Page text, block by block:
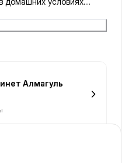
Аллах Вам крепкого
Алмагуль